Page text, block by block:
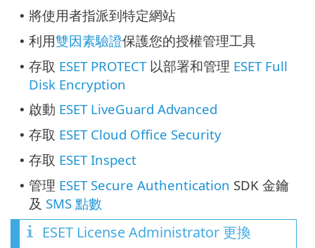
• 將使用者指派到特定網站
• 利用雙因素驗證保護您的授權管理工具
• 存取 ESET PROTECT以部署和管理 ESET Full
Disk Encryption
• 啟動 ESET LiveGuard Advanced
• 存取 ESET Cloud Office Security
• 存取 ESET Inspect
• 管理 ESET Secure Authentication SDK 金鑰
及 SMS 點數
ESET License Administrator 更換